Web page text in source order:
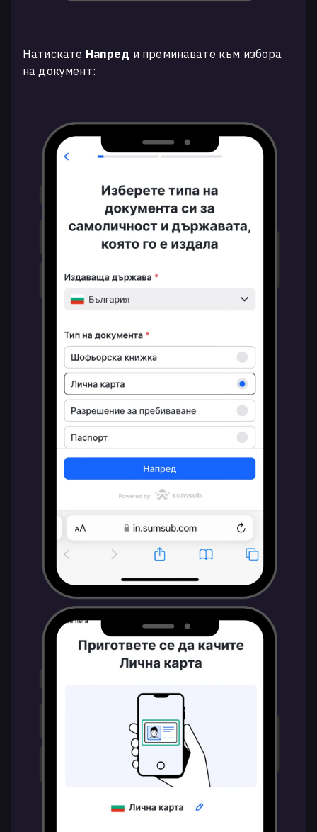
Натискате Напред и преминавате към избора
на документ: